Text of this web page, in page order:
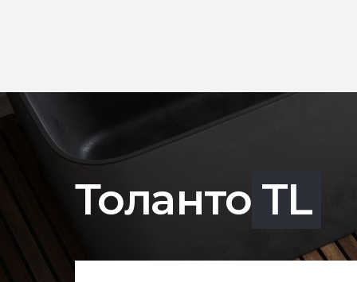
Толанто TL